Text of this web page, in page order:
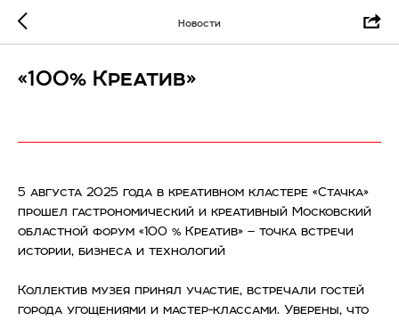
Новости
«100% Креатив»
5 августа 2025 года в креативном кластере «Стачка»
прошел гастрономический и креативный Московский
областной форум «100 % Креатив» — точка встречи
истории, бизнеса и технологий
Коллектив музея принял участие, встречали гостей
города угощениями и мастер-классами. Уверены, что